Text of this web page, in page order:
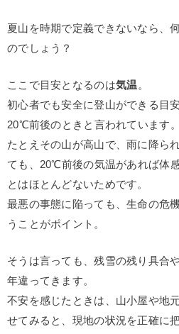
夏山を時期で定義できないなら、
のでしょう？
ここで目安となるのは気温 。
初心者でも安全に登山ができる目
20℃前後のときと言われています。
たとえその山が高山で、雨に降ら
ても、20℃前後の気温があれば体
とはほとんどないためです。
最悪の事態に陥っても、生命の危
うことがポイント。
そうは言っても、残雪の残り具合
年違ってきます。
不安を感じたときは、山小屋や地
せてみると、現地の状況を正確に